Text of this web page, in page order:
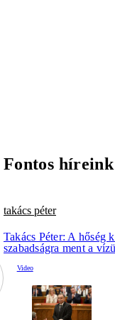
Fontos híreink
takács péter
Takács Péter: A hőség
szabadságra ment a